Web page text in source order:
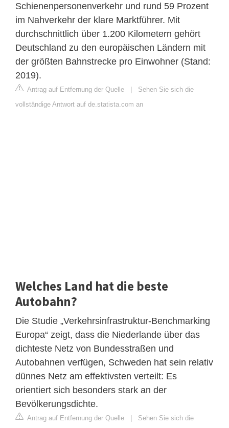
Schienenpersonenverkehr und rund 59 Prozent
im Nahverkehr der klare Marktführer. Mit
durchschnittlich über 1.200 Kilometern gehört
Deutschland zu den europäischen Ländern mit
der größten Bahnstrecke pro Einwohner (Stand:
2019).
Antrag auf Entfernung der Quelle | Sehen Sie sich die
vollständige Antwort auf de.statista.com an
Welches Land hat die beste
Autobahn?
Die Studie „Verkehrsinfrastruktur-Benchmarking
Europa“ zeigt, dass die Niederlande über das
dichteste Netz von Bundesstraßen und
Autobahnen verfügen, Schweden hat sein relativ
dünnes Netz am effektivsten verteilt: Es
orientiert sich besonders stark an der
Bevölkerungsdichte.
Antrag auf Entfernung der Quelle | Sehen Sie sich die